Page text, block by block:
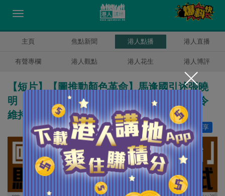
主頁 焦點新聞 港人點播 港人直播
有聲專欄 港人觀點 港人花生 港人博評
【短片】【圖推動顏色革命】馬逢國引述張曉
明「顏色革命」論：香港出現緊相似程式、令
維持治安和秩序的力量瓦解或崩潰
分享
讚好 14